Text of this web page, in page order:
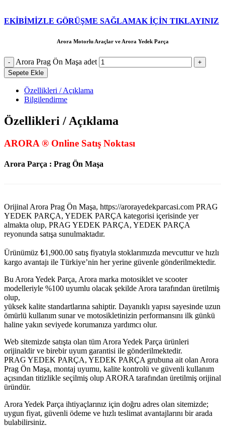
EKİBİMİZLE GÖRÜŞME SAĞLAMAK İÇİN TIKLAYINIZ
Arora Motorlu Araçlar ve Arora Yedek Parça
Arora Prag Ön Maşa adet
Sepete Ekle
Özellikleri / Açıklama
Bilgilendirme
Özellikleri / Açıklama
ARORA ® Online Satış Noktası
Arora Parça : Prag Ön Maşa
Orijinal Arora Prag Ön Maşa, https://arorayedekparcasi.com PRAG
YEDEK PARÇA, YEDEK PARÇA kategorisi içerisinde yer
almakta olup, PRAG YEDEK PARÇA, YEDEK PARÇA
reyonunda satışa sunulmaktadır.
Ürünümüz ₺1,900.00 satış fiyatıyla stoklarımızda mevcuttur ve hızlı
kargo avantajı ile Türkiye’nin her yerine güvenle gönderilmektedir.
Bu Arora Yedek Parça, Arora marka motosiklet ve scooter
modelleriyle %100 uyumlu olacak şekilde Arora tarafından üretilmiş
olup,
yüksek kalite standartlarına sahiptir. Dayanıklı yapısı sayesinde uzun
ömürlü kullanım sunar ve motosikletinizin performansını ilk günkü
haline yakın seviyede korumanıza yardımcı olur.
Web sitemizde satışta olan tüm Arora Yedek Parça ürünleri
orijinaldir ve birebir uyum garantisi ile gönderilmektedir.
PRAG YEDEK PARÇA, YEDEK PARÇA grubuna ait olan Arora
Prag Ön Maşa, montaj uyumu, kalite kontrolü ve güvenli kullanım
açısından titizlikle seçilmiş olup ARORA tarafından üretilmiş orijinal
üründür.
Arora Yedek Parça ihtiyaçlarınız için doğru adres olan sitemizde;
uygun fiyat, güvenli ödeme ve hızlı teslimat avantajlarını bir arada
bulabilirsiniz.